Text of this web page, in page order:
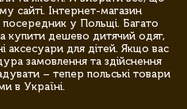
сайті. Інтернет-магазин
у Польщі. Багато
купити дешево дитячий одяг,
аксесуари для дітей. Якщо вас
замовлення та здійснення
– тепер польські товари
в Україні.